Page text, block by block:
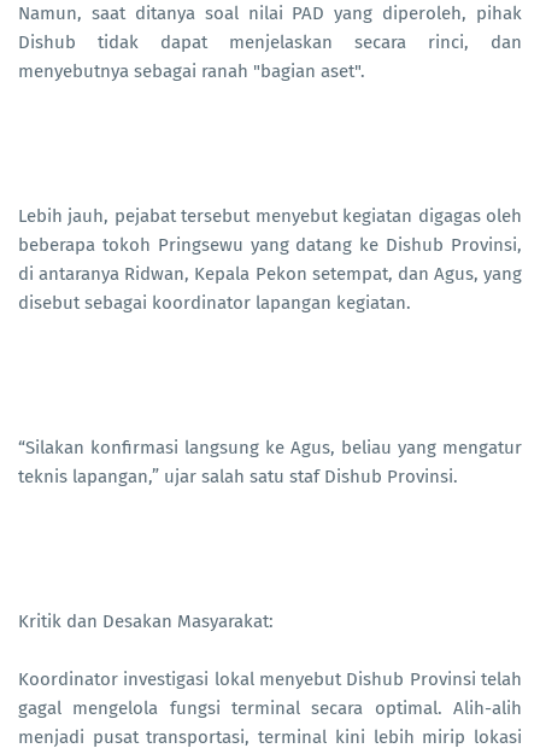
Namun, saat ditanya soal nilai PAD yang diperoleh, pihak
Dishub tidak dapat menjelaskan secara rinci, dan
menyebutnya sebagai ranah "bagian aset".
Lebih jauh, pejabat tersebut menyebut kegiatan digagas oleh
beberapa tokoh Pringsewu yang datang ke Dishub Provinsi,
di antaranya Ridwan, Kepala Pekon setempat, dan Agus, yang
disebut sebagai koordinator lapangan kegiatan.
“Silakan konfirmasi langsung ke Agus, beliau yang mengatur
teknis lapangan,” ujar salah satu staf Dishub Provinsi.
Kritik dan Desakan Masyarakat:
Koordinator investigasi lokal menyebut Dishub Provinsi telah
gagal mengelola fungsi terminal secara optimal. Alih-alih
menjadi pusat transportasi, terminal kini lebih mirip lokasi